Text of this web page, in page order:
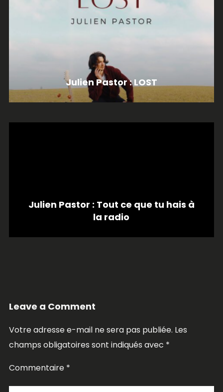
Julien Pastor : LOST
Julien Pastor : Tout ce que tu hais à
la radio
Leave a Comment
Votre adresse e-mail ne sera pas publiée. Les
champs obligatoires sont indiqués avec *
Commentaire *